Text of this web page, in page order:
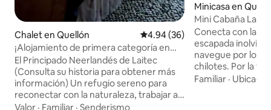
Chalet en Quellón Calificación promedio: 4.94 de
4.94 (36)
¡Alojamiento de primera categoría en
Faraway Chiloe!
El Principado Neerlandés de Laitec
(Consulta su historia para obtener más
información) Un refugio sereno para
reconectar con la naturaleza, trabajar a
distancia, pescar, meditar, hacer
Valor · Familiar · Senderismo
Minicasa en
Mini Cabaña
Conecta con la
escapada
navegue por los
chilotes. Por la
mente en la tinaja
Familiar ·